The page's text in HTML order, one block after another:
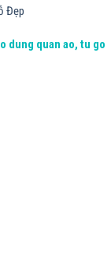
Đẹp
dung quan ao, tu go